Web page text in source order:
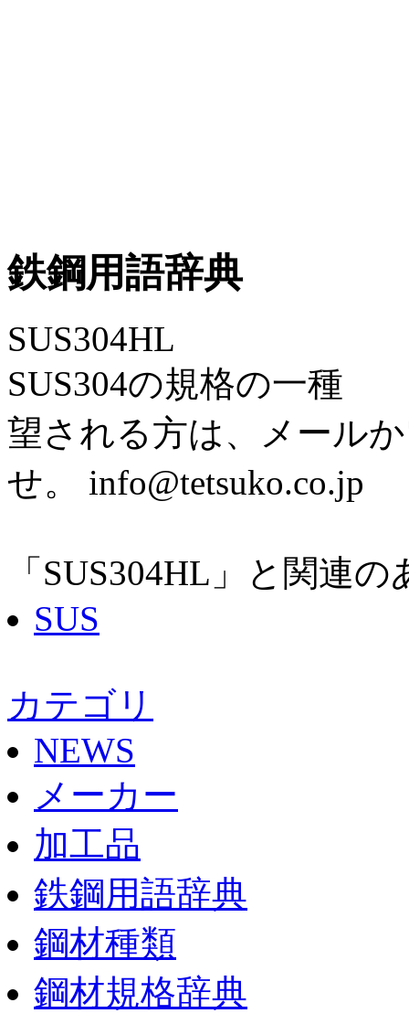
鉄鋼用語辞典
SUS304HL
SUS304の規格の一
望される方は、メール
せ。
「SUS304HL」と関連
SUS
カテゴリ
NEWS
メーカー
加工品
鉄鋼用語辞典
鋼材種類
鋼材規格辞典